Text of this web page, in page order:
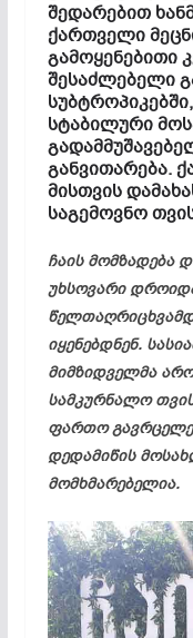
შედარებით
ქართველი
გამოყენებითი
შესაძლებელი
სტაბილური
განვითარება.
მისთვის
საგემოვნო
ჩაის მომზადება
უხსოვარი
იყენებდნენ.
მიმზიდველმა
სამკურნალო
ფართო
დედამიწის
მომხმარებელია.